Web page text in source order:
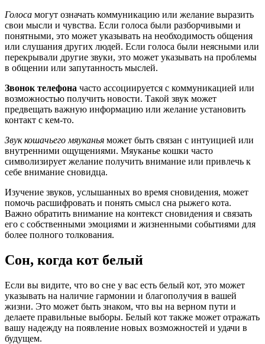
Голоса могут означать коммуникацию или желание выразить
свои мысли и чувства. Если голоса были разборчивыми и
понятными, это может указывать на необходимость общения
или слушания других людей. Если голоса были неясными или
перекрывали другие звуки, это может указывать на проблемы
в общении или запутанность мыслей.
Звонок телефона часто ассоциируется с коммуникацией или
возможностью получить новости. Такой звук может
предвещать важную информацию или желание установить
контакт с кем-то.
Звук кошачьего мяуканья может быть связан с интуицией или
внутренними ощущениями. Мяуканье кошки часто
символизирует желание получить внимание или привлечь к
себе внимание сновидца.
Изучение звуков, услышанных во время сновидения, может
помочь расшифровать и понять смысл сна рыжего кота.
Важно обратить внимание на контекст сновидения и связать
его с собственными эмоциями и жизненными событиями для
более полного толкования.
Сон, когда кот белый
Если вы видите, что во сне у вас есть белый кот, это может
указывать на наличие гармонии и благополучия в вашей
жизни. Это может быть знаком, что вы на верном пути и
делаете правильные выборы. Белый кот также может отражать
вашу надежду на появление новых возможностей и удачи в
будущем.